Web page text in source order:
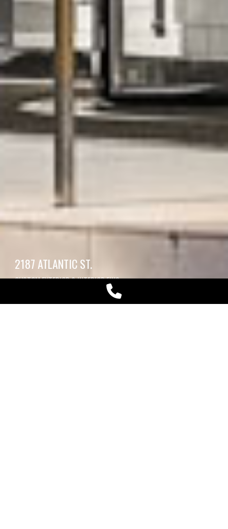
2187 ATLANTIC ST.
CUSTOM EXTERIOR & INTERIOR FINS